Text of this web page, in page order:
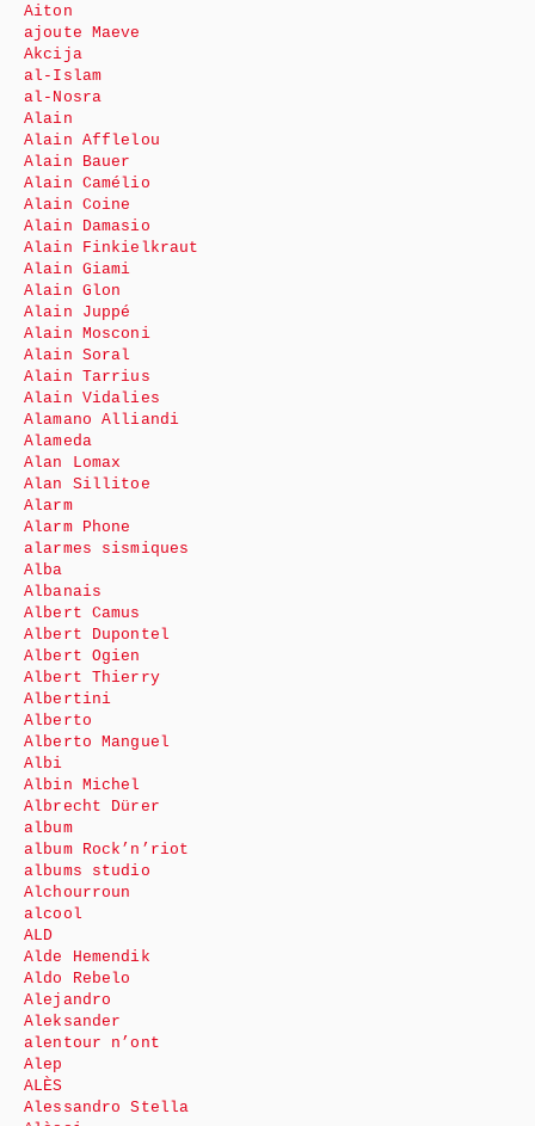
Aiton
ajoute Maeve
Akcija
al-Islam
al-Nosra
Alain
Alain Afflelou
Alain Bauer
Alain Camélio
Alain Coine
Alain Damasio
Alain Finkielkraut
Alain Giami
Alain Glon
Alain Juppé
Alain Mosconi
Alain Soral
Alain Tarrius
Alain Vidalies
Alamano Alliandi
Alameda
Alan Lomax
Alan Sillitoe
Alarm
Alarm Phone
alarmes sismiques
Alba
Albanais
Albert Camus
Albert Dupontel
Albert Ogien
Albert Thierry
Albertini
Alberto
Alberto Manguel
Albi
Albin Michel
Albrecht Dürer
album
album Rock’n’riot
albums studio
Alchourroun
alcool
ALD
Alde Hemendik
Aldo Rebelo
Alejandro
Aleksander
alentour n’ont
Alep
ALÈS
Alessandro Stella